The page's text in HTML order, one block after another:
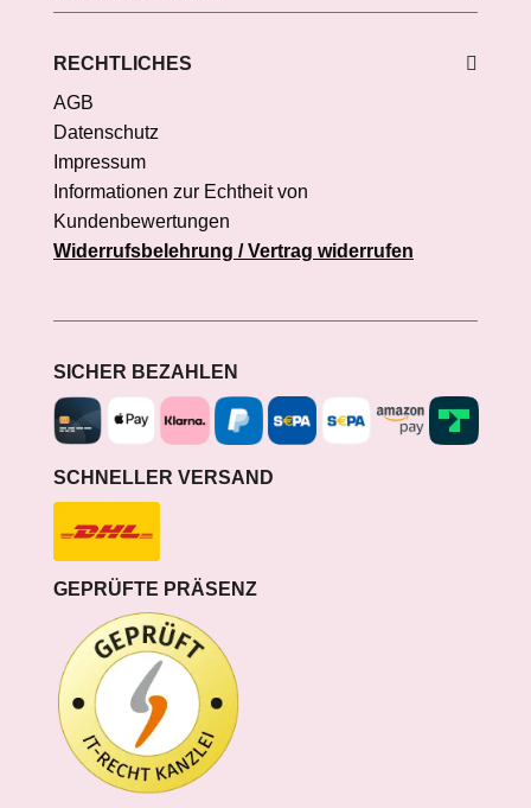
RECHTLICHES
AGB
Datenschutz
Impressum
Informationen zur Echtheit von
Kundenbewertungen
Widerrufsbelehrung / Vertrag widerrufen
SICHER BEZAHLEN
SCHNELLER VERSAND
GEPRÜFTE PRÄSENZ